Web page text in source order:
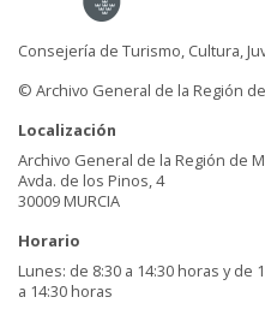
Consejería de Turismo, Cultura,
© Archivo General de la Región
Localización
Archivo General de la Región de
Avda. de los Pinos, 4
30009 MURCIA
Horario
Lunes: de 8:30 a 14:30 horas y de
a 14:30 horas